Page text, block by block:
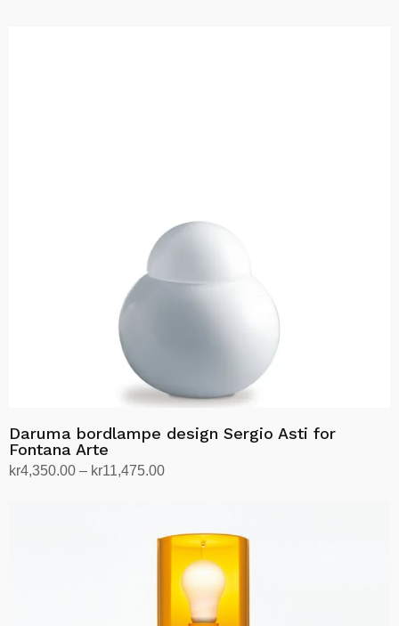
Daruma bordlampe design Sergio Asti for
Fontana Arte
kr4,350.00 – kr11,475.00Prisområde:
kr11,475.00